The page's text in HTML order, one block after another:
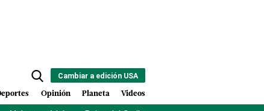
Cambiar a edición USA
Opinión Planeta Videos